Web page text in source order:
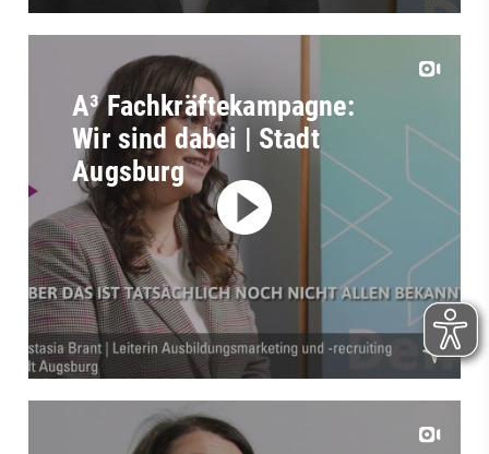
A³ Fachkräftekampagne:
Wir sind dabei | Stadt
Augsburg